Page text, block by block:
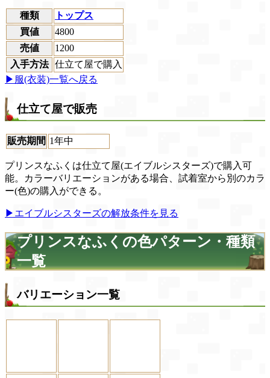
種類
トップス
買値
4800
売値
1200
入手方法
仕立て屋で購入
▶服(衣装)一覧へ戻る
仕立て屋で販売
販売期間 1年中
プリンスなふくは仕立て屋(エイブルシスターズ)で購入可
能。カラーバリエーションがある場合、試着室から別のカラ
ー(色)の購入ができる。
▶エイブルシスターズの解放条件を見る
プリンスなふくの色パターン・種類
一覧
バリエーション一覧